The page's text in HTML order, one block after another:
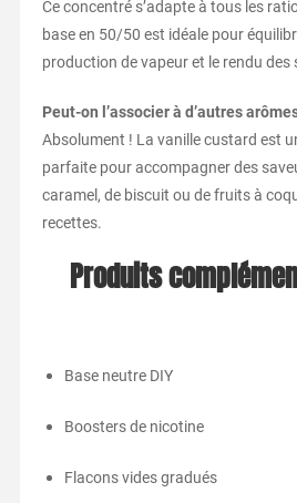
Ce concentré s’adapte à tous les
base en 50/50 est idéale pour
production de vapeur et le rendu des
Peut-on l’associer à d’autres
Absolument ! La vanille custard est
parfaite pour accompagner des
caramel, de biscuit ou de fruits à
recettes.
Produits
Base neutre DIY
Boosters de nicotine
Flacons vides gradués